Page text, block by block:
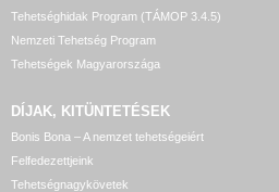
Tehetséghidak Program (TÁMOP 3.4.5)
Nemzeti Tehetség Program
Tehetségek Magyarországa
DÍJAK, KITÜNTETÉSEK
Bonis Bona – A nemzet tehetségeiért
Felfedezettjeink
Tehetségnagykövetek